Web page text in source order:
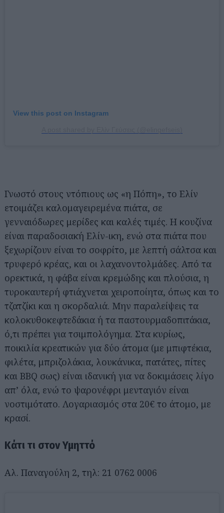
View this post on Instagram
Γνωστό στους ντόπιους ως «η Πόπη», το Ελίν
ετοιμάζει καλομαγειρεμένα πιάτα, σε
γενναιόδωρες μερίδες και καλές τιμές. Η κουζίνα
είναι παραδοσιακή Ελίν-ικη, ενώ στα πιάτα που
ξεχωρίζουν είναι το σοφρίτο, με λεπτή σάλτσα και
τρυφερό κρέας, και οι λαχανοντολμάδες. Από τα
ορεκτικά, η φάβα είναι κρεμώδης και πλούσια, η
τυροκαυτερή φτιάχνεται χειροποίητα, όπως και το
τζατζίκι και η σκορδαλιά. Μην παραλείψεις τα
κολοκυθοκεφτεδάκια ή τα παστουρμαδοπιτάκια,
ό,τι πρέπει για τσιμπολόγημα. Στα κυρίως,
ποικιλία κρεατικών για δύο άτομα (με μπιφτέκια,
φιλέτα, μπριζολάκια, λουκάνικα, πατάτες, πίτες
και BBQ σως) είναι ιδανική για να δοκιμάσεις λίγο
απ’ όλα, ενώ το ψαρονέφρι μενταγιόν είναι
νοστιμότατο. Λογαριασμός στα 20€ το άτομο, με
κρασί.
Κάτι τι στον Υμηττό
Αλ. Παναγούλη 2, τηλ: 21 0762 0006